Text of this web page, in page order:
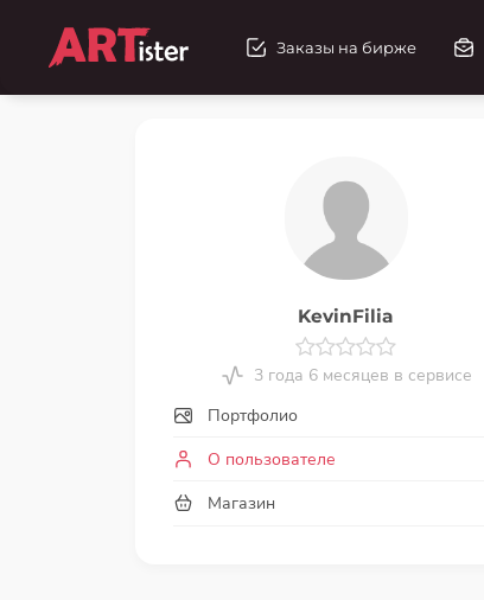
Заказы на бирже
KevinFilia
3 года 6 месяцев в сервисе
Портфолио
О пользователе
Магазин